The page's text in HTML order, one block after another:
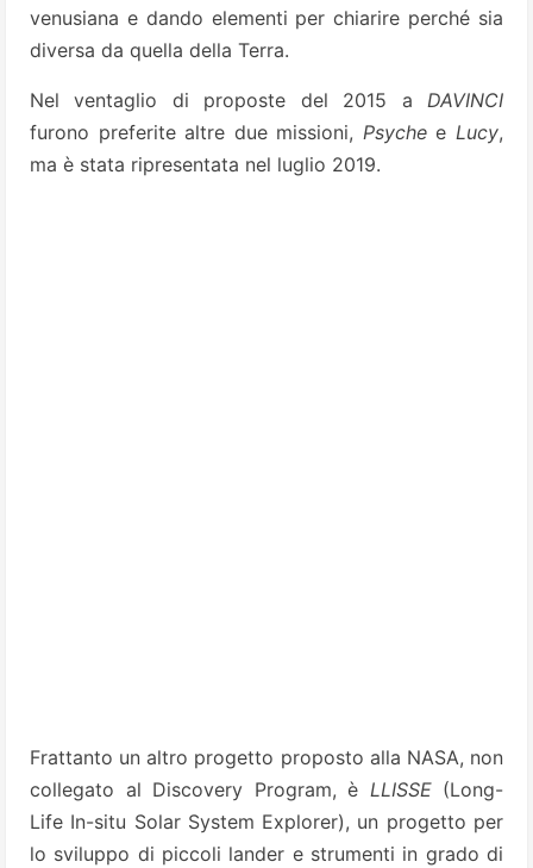
venusiana e dando elementi per chiarire perché sia
diversa da quella della Terra.
Nel ventaglio di proposte del 2015 a DAVINCI
furono preferite altre due missioni, PsycheeLucy,
ma è stata ripresentata nel luglio 2019.
Frattanto un altro progetto proposto alla NASA, non
collegato al Discovery Program, è LLISSE(Long-
Life In-situ Solar System Explorer), un progetto per
lo sviluppo di piccoli lander e strumenti in grado di